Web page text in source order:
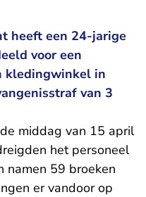
heeft een 24-jarige
voor een
kledingwinkel in
van 3
middag van 15 april
het personeel
namen 59 broeken
er vandoor op